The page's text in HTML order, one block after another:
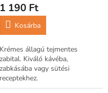
1 190 Ft
Kosárba
Krémes állagú tejmentes
zabital. Kiváló kávéba,
zabkásába vagy sütési
receptekhez.